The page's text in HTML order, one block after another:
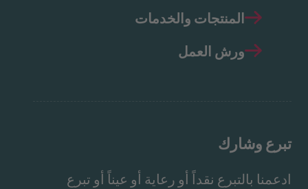
المنتجات والخدمات
ورش العمل
تبرع وشارك
ادعمنا بالتبرع نقداً أو رعاية أو عيناً أو تبرع